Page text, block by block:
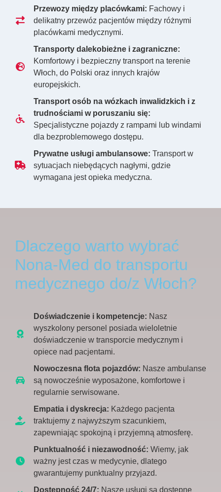
Przewozy między placówkami: Fachowy i
delikatny przewóz pacjentów między różnymi
placówkami medycznymi.
Transporty dalekobieżne i zagraniczne:
Komfortowy i bezpieczny transport na terenie
Włoch, do Polski oraz innych krajów
europejskich.
Transport osób na wózkach inwalidzkich i z
trudnościami w poruszaniu się:
Specjalistyczne pojazdy z rampami lub windami
dla bezproblemowego dostępu.
Prywatne usługi ambulansowe: Transport w
sytuacjach niebędących nagłymi, gdzie
wymagana jest opieka medyczna.
Dlaczego warto wybrać
Nona-Med do transportu
medycznego do/z Włoch?
Doświadczenie i kompetencje: Nasz
wyszkolony personel posiada wieloletnie
doświadczenie w transporcie medycznym i
opiece nad pacjentami.
Nowoczesna flota pojazdów: Nasze ambulanse
są nowocześnie wyposażone, komfortowe i
regularnie serwisowane.
Empatia i dyskrecja: Każdego pacjenta
traktujemy z najwyższym szacunkiem,
zapewniając spokojną i przyjemną atmosferę.
Punktualność i niezawodność: Wiemy, jak
ważny jest czas w medycynie, dlatego
gwarantujemy punktualny przyjazd.
Dostępność 24/7: Nasze usługi są dostępne